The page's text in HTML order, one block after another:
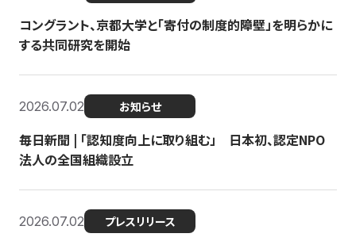
コングラント、京都大学と「寄付の制度的障壁」を明らかに
する共同研究を開始
2026.07.02 お知らせ
毎日新聞 | 「認知度向上に取り組む」 日本初、認定NPO
法人の全国組織設立
2026.07.02 プレスリリース